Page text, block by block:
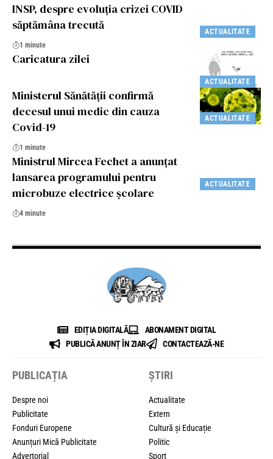
ACTUALITATE
INSP, despre evoluția crizei COVID
săptămâna trecută
1 minute
ACTUALITATE
Caricatura zilei
ACTUALITATE
Ministerul Sănătăţii confirmă
decesul unui medic din cauza
Covid-19
1 minute
ACTUALITATE
Ministrul Mircea Fechet a anunțat
lansarea programului pentru
microbuze electrice școlare
4 minute
EDIȚIA DIGITALĂ
ABONAMENT DIGITAL
PUBLICĂ ANUNȚ ÎN ZIAR
CONTACTEAZĂ-NE
PUBLICAȚIA
Despre noi
Publicitate
Fonduri Europene
Anunțuri Mică Publicitate
Advertorial
ȘTIRI
Actualitate
Extern
Cultură și Educație
Politic
Sport